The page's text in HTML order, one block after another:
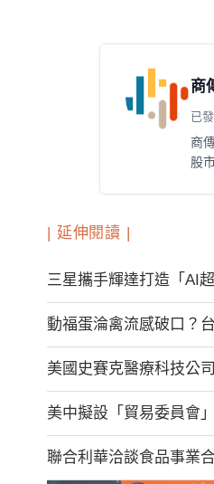
商
已
商
股
| 延伸閱讀 |
三星攜手輝達打造「AI
動福蛋淪禽流感破口？
美國史賽克醫療科技公
美中擬設「貿易委員會
聯合利華洽談食品事業